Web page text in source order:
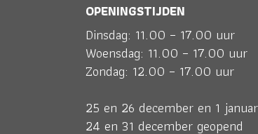
OPENINGSTIJDEN
Dinsdag: 11.00 – 17.00 uur
Woensdag: 11.00 – 17.00 uur
Zondag: 12.00 – 17.00 uur
25 en 26 december en 1
24 en 31 december geopend